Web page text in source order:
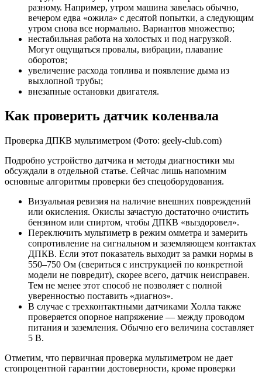
разному. Например, утром машина завелась обычно,
вечером едва «ожила» с десятой попытки, а следующим
утром снова все нормально. Вариантов множество;
нестабильная работа на холостых и под нагрузкой.
Могут ощущаться провалы, вибрации, плавание
оборотов;
увеличение расхода топлива и появление дыма из
выхлопной трубы;
внезапные остановки двигателя.
Как проверить датчик коленвала
Проверка ДПКВ мультиметром (Фото: geely-club.com)
Подробно устройство датчика и методы диагностики мы
обсуждали в отдельной статье. Сейчас лишь напомним
основные алгоритмы проверки без спецоборудования.
Визуальная ревизия на наличие внешних повреждений
или окисления. Окислы зачастую достаточно очистить
бензином или спиртом, чтобы ДПКВ «выздоровел».
Переключить мультиметр в режим омметра и замерить
сопротивление на сигнальном и заземляющем контактах
ДПКВ. Если этот показатель выходит за рамки нормы в
550–750 Ом (свериться с инструкцией по конкретной
модели не повредит), скорее всего, датчик неисправен.
Тем не менее этот способ не позволяет с полной
уверенностью поставить «диагноз».
В случае с трехконтактными датчиками Холла также
проверяется опорное напряжение — между проводом
питания и заземления. Обычно его величина составляет
5 В.
Отметим, что первичная проверка мультиметром не дает
стопроцентной гарантии достоверности, кроме проверки